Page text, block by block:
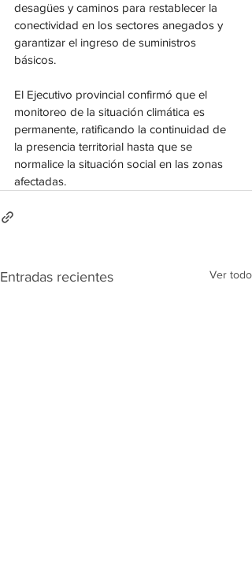
desagües y caminos para restablecer la
conectividad en los sectores anegados y
garantizar el ingreso de suministros
básicos.
El Ejecutivo provincial confirmó que el
monitoreo de la situación climática es
permanente, ratificando la continuidad de
la presencia territorial hasta que se
normalice la situación social en las zonas
afectadas.
Entradas recientes Ver todo